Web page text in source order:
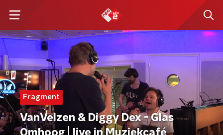
Fragment
VanVelzen & Diggy Dex - Glas
Omhoog | live in Muziekcafé